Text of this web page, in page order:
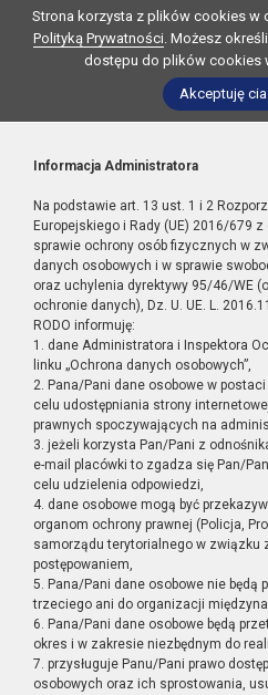
Strona korzysta z plików cookies w
Polityką Prywatności. Możesz
dostępu do plików cookies
Akceptuję
Informacja Administratora
Na podstawie art. 13 ust. 1 i 2
Europejskiego i Rady (UE) 2016/679
sprawie ochrony osób fizycznych w
danych osobowych i w sprawie
oraz uchylenia dyrektywy 95/46/WE
ochronie danych), Dz. U. UE. L.
RODO informuję:
1. dane Administratora i Inspektora
linku „Ochrona danych osobowych”,
2. Pana/Pani dane osobowe w
celu udostępniania strony
prawnych spoczywających na
3. jeżeli korzysta Pan/Pani z
e-mail placówki to zgadza się Pan/
celu udzielenia odpowiedzi,
4. dane osobowe mogą być
organom ochrony prawnej (Policja,
samorządu terytorialnego w związku
postępowaniem,
5. Pana/Pani dane osobowe nie będą
trzeciego ani do organizacji
6. Pana/Pani dane osobowe będą
okres i w zakresie niezbędnym do
7. przysługuje Panu/Pani prawo
osobowych oraz ich sprostowania,